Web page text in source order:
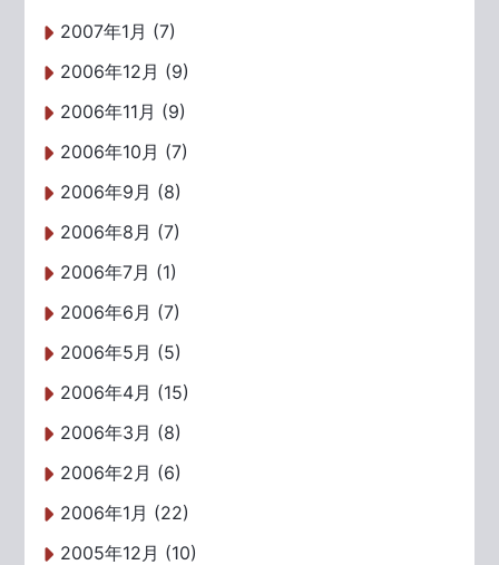
2007年1月 (7)
2006年12月 (9)
2006年11月 (9)
2006年10月 (7)
2006年9月 (8)
2006年8月 (7)
2006年7月 (1)
2006年6月 (7)
2006年5月 (5)
2006年4月 (15)
2006年3月 (8)
2006年2月 (6)
2006年1月 (22)
2005年12月 (10)